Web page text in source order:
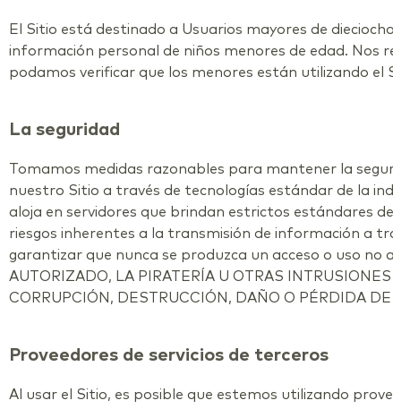
El Sitio está destinado a Usuarios mayores de
información personal de niños menores de edad. Nos
podamos verificar que los menores están utilizando el
La seguridad
Tomamos medidas razonables para mantener la
nuestro Sitio a través de tecnologías estándar de la
aloja en servidores que brindan estrictos estándares
riesgos inherentes a la transmisión de información a
garantizar que nunca se produzca un acceso o uso no
AUTORIZADO, LA PIRATERÍA U OTRAS
CORRUPCIÓN, DESTRUCCIÓN, DAÑO O PÉRDIDA
Proveedores de servicios de terceros
Al usar el Sitio, es posible que estemos utilizando